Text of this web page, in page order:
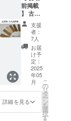
がる農園創
りに邁進
中。
おばあちゃ
ん家は300年
の歴史ある
お寺。
子やぎ
のぴー
ちゃ
ん。
労力の
かかる
草刈り
を助け
てもら
いま
す。
おやつ
代とし
ただい
た方
に、
ぴー
ちゃん
の愛と
感謝の
気持ち
を込め
てメー
ルをお
届けさ
せてい
前掲載
】 古民
家の壁
面に、
支援者
様のお
名前（
お名前
or ニッ
クネー
ム）を
掲載
し、後
日メー
ルもし
支援
者：
7人
お届
け予
定：
2025
年05
月
詳細を見る
こ
の
リ
タ
ー
ン
を
選
択
す